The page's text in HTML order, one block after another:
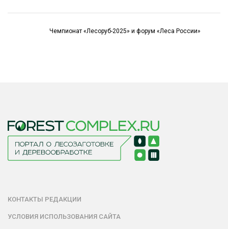
Чемпионат «Лесоруб-2025» и форум «Леса России»
КОНТАКТЫ РЕДАКЦИИ
УСЛОВИЯ ИСПОЛЬЗОВАНИЯ САЙТА